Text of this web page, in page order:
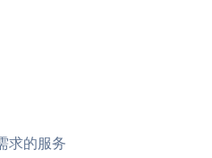
求的服务